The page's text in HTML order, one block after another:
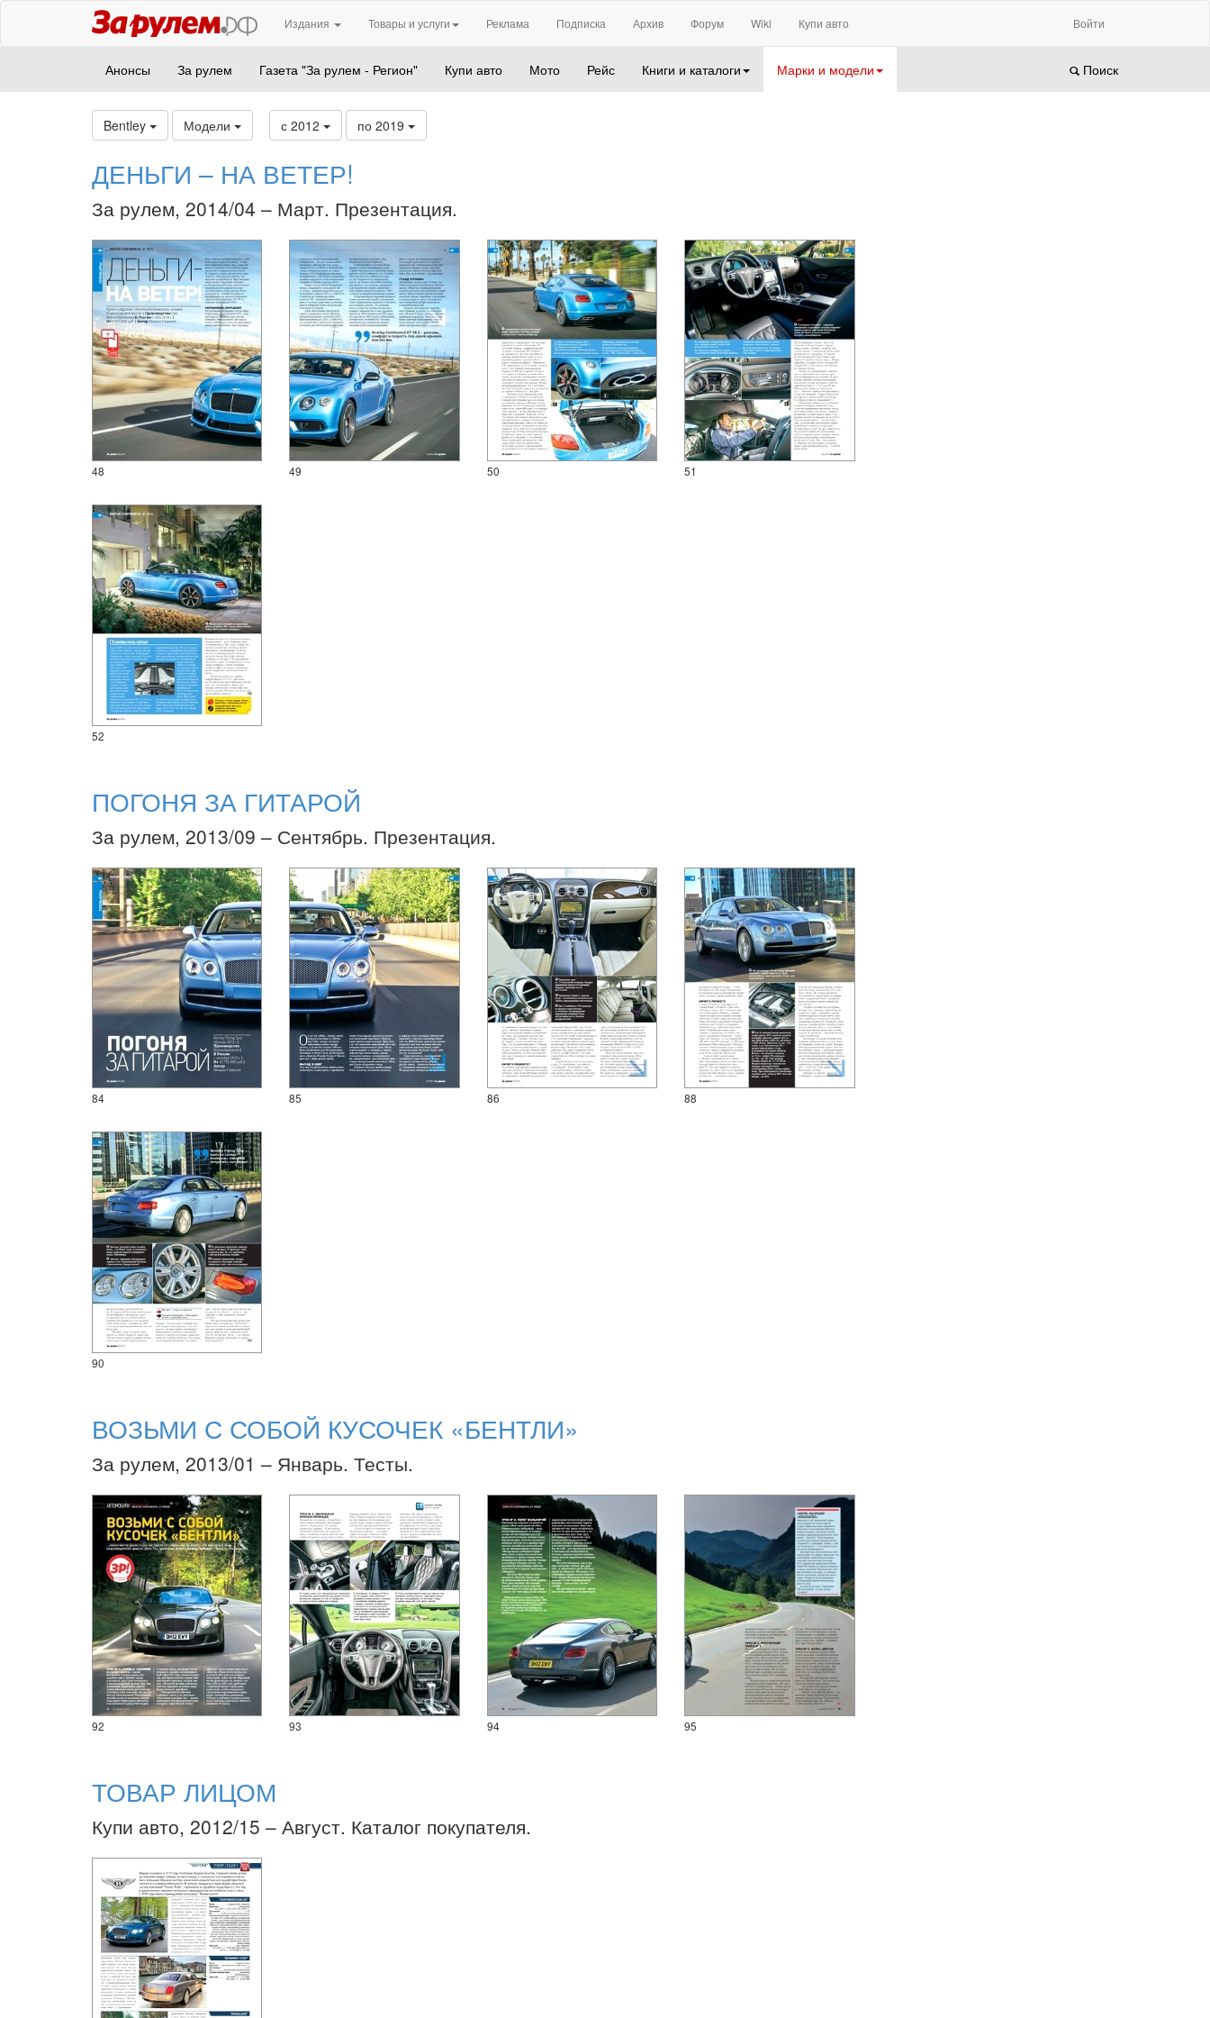
Издания Товары и услуги Реклама Подписка Архив Форум Wiki Купи авто Войти
Анонсы За рулем Газета "За рулем - Регион" Купи авто Мото Рейс Книги и каталоги Марки и модели Поиск
Bentley Модели с 2012 по 2019
ДЕНЬГИ – НА ВЕТЕР!
За рулем, 2014/04 – Март. Презентация.
48 49 50 51
52
ПОГОНЯ ЗА ГИТАРОЙ
За рулем, 2013/09 – Сентябрь. Презентация.
84 85 86 88
90
ВОЗЬМИ С СОБОЙ КУСОЧЕК «БЕНТЛИ»
За рулем, 2013/01 – Январь. Тесты.
92 93 94 95
ТОВАР ЛИЦОМ
Купи авто, 2012/15 – Август. Каталог покупателя.